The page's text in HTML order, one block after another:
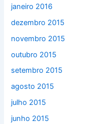
janeiro 2016
dezembro 2015
novembro 2015
outubro 2015
setembro 2015
agosto 2015
julho 2015
junho 2015